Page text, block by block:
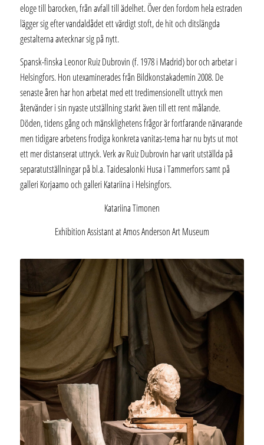
eloge till barocken, från avfall till ädelhet. Över den fordom hela estraden
lägger sig efter vandaldådet ett värdigt stoft, de hit och ditslängda
gestalterna avtecknar sig på nytt.
Spansk-finska Leonor Ruiz Dubrovin (f. 1978 i Madrid) bor och arbetar i
Helsingfors. Hon utexaminerades från Bildkonstakademin 2008. De
senaste åren har hon arbetat med ett tredimensionellt uttryck men
återvänder i sin nyaste utställning starkt även till ett rent målande.
Döden, tidens gång och mänsklighetens frågor är fortfarande närvarande
men tidigare arbetens frodiga konkreta vanitas-tema har nu byts ut mot
ett mer distanserat uttryck. Verk av Ruiz Dubrovin har varit utställda på
separatutställningar på bl.a. Taidesalonki Husa i Tammerfors samt på
galleri Korjaamo och galleri Katariina i Helsingfors.
Katariina Timonen
Exhibition Assistant at Amos Anderson Art Museum